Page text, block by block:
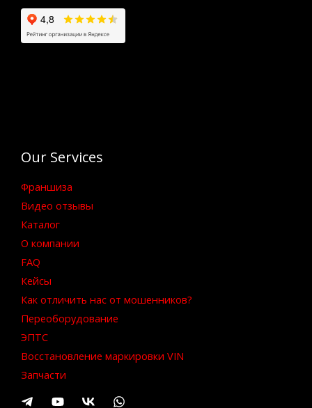
Our Services
Франшиза
Видео отзывы
Каталог
О компании
FAQ
Кейсы
Как отличить нас от мошенников?
Переоборудование
ЭПТС
Восстановление маркировки VIN
Запчасти